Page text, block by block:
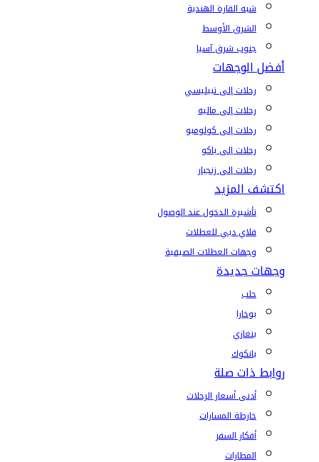
شبه القارة الهندية
الشرق الأوسط
جنوب شرق آسيا
أفضل الوجهات
رحلات إلى تبيليسي
رحلات إلى ماليه
رحلات إلى كولومبو
رحلات إلى باكو
رحلات إلى زنجبار
اكتشف المزيد
تأشيرة الدخول عند الوصول
فلاي دبي للعطلات
وجهات العطلات الصيفية
وجهات جديدة
حلب
بوخارا
بنغازي
بانكوك
روابط ذات صلة
أدنى أسعار الرحلات
خارطة المسارات
أفكار السفر
المطارات